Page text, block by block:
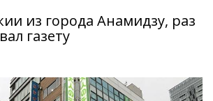
из города Анамидзу, раз
газету